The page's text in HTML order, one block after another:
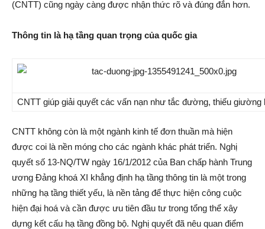
(CNTT) cũng ngày càng được nhận thức rõ và đúng đắn hơn.
Thông tin là hạ tầng quan trọng của quốc gia
CNTT giúp giải quyết các vấn nạn như tắc đường, thiếu
CNTT không còn là một ngành kinh tế đơn thuần mà hiện
được coi là nền móng cho các ngành khác phát triển. Nghị
quyết số 13-NQ/TW ngày 16/1/2012 của Ban chấp hành Trung
ương Đảng khoá XI khẳng định hạ tầng thông tin là một trong
những hạ tầng thiết yếu, là nền tảng để thực hiện công cuộc
hiện đại hoá và cần được ưu tiên đầu tư trong tổng thể xây
dựng kết cấu hạ tầng đồng bộ. Nghị quyết đã nêu quan điểm